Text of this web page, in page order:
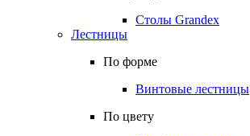
Столы Grandex
Лестницы
По форме
Винтовые лестницы
По цвету